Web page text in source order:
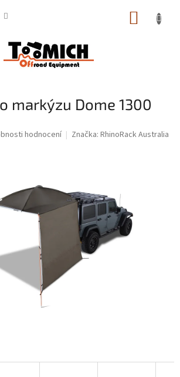
markýzu Dome 1300
hodnocení Značka: RhinoRack Australia